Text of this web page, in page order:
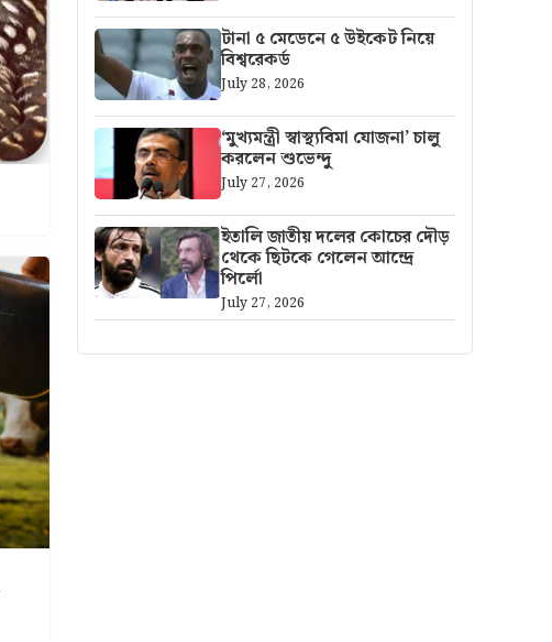
টানা ৫ মেডেনে ৫ উইকেট নিয়ে
বিশ্বরেকর্ড
July 28, 2026
‘মুখ্যমন্ত্রী স্বাস্থ্যবিমা যোজনা’ চালু
করলেন শুভেন্দু
July 27, 2026
ইতালি জাতীয় দলের কোচের দৌড়
থেকে ছিটকে গেলেন আন্দ্রে
পির্লো
July 27, 2026